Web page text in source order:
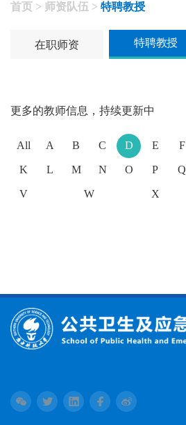
首页 > 师资队伍 > 特聘教授
在职师资 特聘教授
更多的教师信息，持续更新中
All A B C D E F
K L M N O P Q
V W X